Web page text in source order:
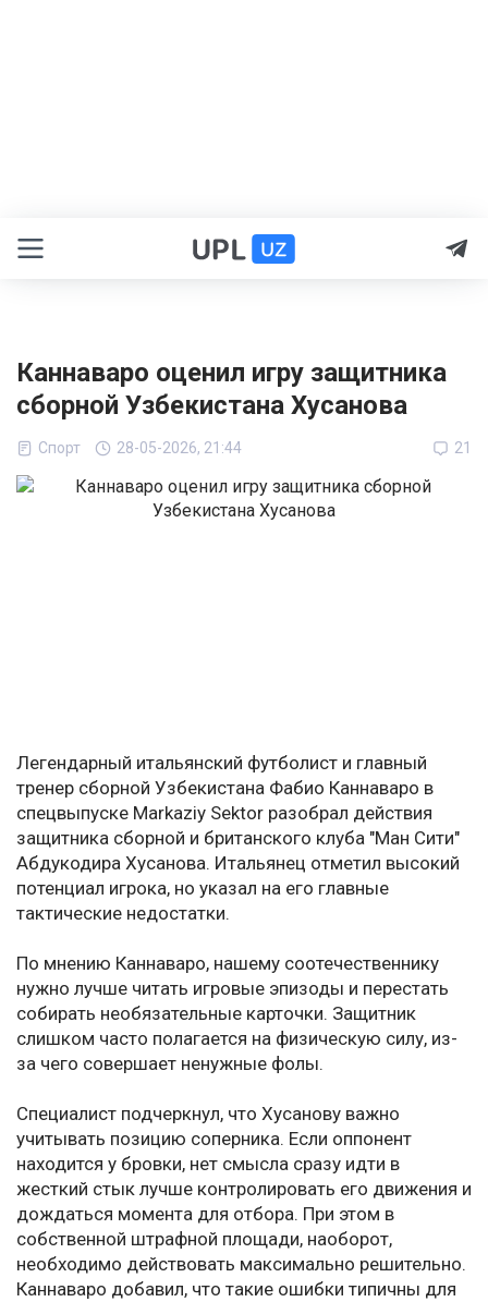
Каннаваро оценил игру защитника
сборной Узбекистана Хусанова
Спорт 28-05-2026, 21:44 21
Легендарный итальянский футболист и главный
тренер сборной Узбекистана Фабио Каннаваро в
спецвыпуске Markaziy Sektor разобрал действия
защитника сборной и британского клуба "Ман Сити"
Абдукодира Хусанова. Итальянец отметил высокий
потенциал игрока, но указал на его главные
тактические недостатки.
По мнению Каннаваро, нашему соотечественнику
нужно лучше читать игровые эпизоды и перестать
собирать необязательные карточки. Защитник
слишком часто полагается на физическую силу, из-
за чего совершает ненужные фолы.
Специалист подчеркнул, что Хусанову важно
учитывать позицию соперника. Если оппонент
находится у бровки, нет смысла сразу идти в
жесткий стык лучше контролировать его движения и
дождаться момента для отбора. При этом в
собственной штрафной площади, наоборот,
необходимо действовать максимально решительно.
Каннаваро добавил, что такие ошибки типичны для